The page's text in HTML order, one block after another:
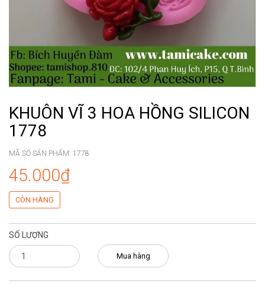
KHUÔN VĨ 3 HOA HỒNG SILICON
1778
MÃ SỐ SẢN PHẨM: 1778
45.000₫
CÒN HÀNG
SỐ LƯỢNG
Mua hàng